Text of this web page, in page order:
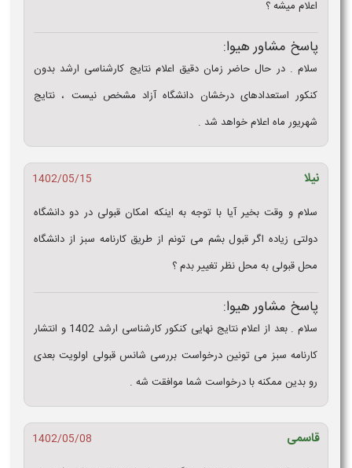
اعلام میشه ؟
پاسخ مشاور هیوا:
سلام . در حال حاضر زمان دقیق اعلام نتایج کارشناسی ارشد بدون
کنکور استعدادهای درخشان دانشگاه آزاد مشخص نیست ، نتایج
شهریور ماه اعلام خواهد شد .
نیلا
1402/05/15
سلام و وقت بخیر آیا با توجه به اینکه امکان قبولی در دو دانشگاه
دولتی زیاده اگر قبول بشم می تونم از طریق کارنامه سبز از دانشگاه
محل قبولی به محل نظر تغییر بدم ؟
پاسخ مشاور هیوا:
سلام . بعد از اعلام نتایج نهایی کنکور کارشناسی ارشد 1402 و انتشار
کارنامه سبز می تونین درخواست بررسی شانس قبولی اولویت بعدی
رو بدین ممکنه با درخواست شما موافقت شه .
قاسمی
1402/05/08